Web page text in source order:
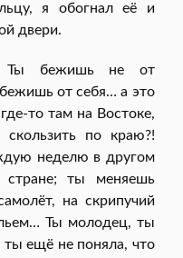
я обогнал её и
двери.
Ты бежишь не от
от себя… а это
то там на Востоке,
по краю?!
неделю в другом
ты меняешь
на скрипучий
Ты молодец, ты
ты ещё не поняла, что